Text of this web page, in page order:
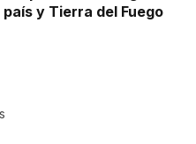
y Tierra del Fuego